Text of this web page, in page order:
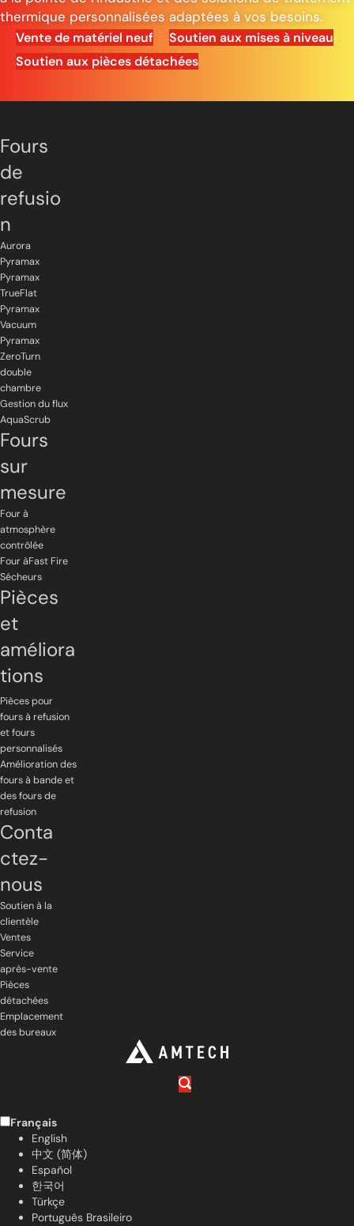
thermique personnalisées adaptées à vos besoins.
Vente de matériel neuf
Soutien aux mises à niveau
Soutien aux pièces détachées
Fours
de
refusio
n
Aurora
Pyramax
Pyramax
TrueFlat
Pyramax
Vacuum
Pyramax
ZeroTurn
double
chambre
Gestion du flux
AquaScrub
Fours
sur
mesure
Four à
atmosphère
contrôlée
Four àFast Fire
Sécheurs
Pièces
et
améliora
tions
Pièces pour
fours à refusion
et fours
personnalisés
Amélioration des
fours à bande et
des fours de
refusion
Conta
ctez-
nous
Soutien à la
clientèle
Ventes
Service
après-vente
Pièces
détachées
Emplacement
des bureaux
Français
English
中文 (简体)
Español
한국어
Türkçe
Português Brasileiro